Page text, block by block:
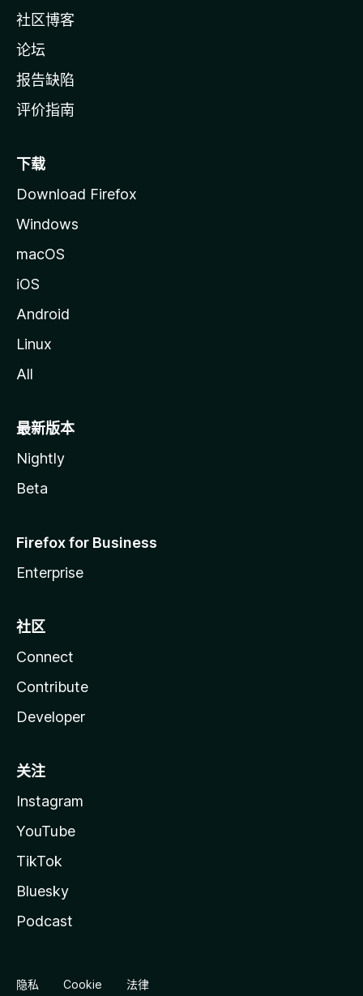
社区博客
论坛
报告缺陷
评价指南
下载
Download Firefox
Windows
macOS
iOS
Android
Linux
All
最新版本
Nightly
Beta
Firefox for Business
Enterprise
社区
Connect
Contribute
Developer
关注
Instagram
YouTube
TikTok
Bluesky
Podcast
隐私 Cookie 法律